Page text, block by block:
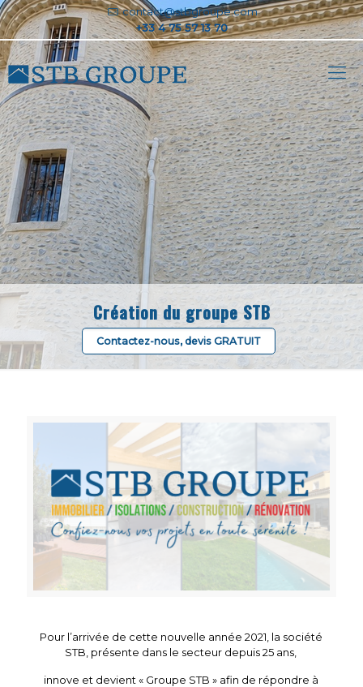
contact@stbgroupe.com
Création du groupe STB
Contactez-nous, devis GRATUIT
Pour l’arrivée de cette nouvelle année 2021, la société
STB, présente dans le secteur depuis 25 ans,
innove et devient « Groupe STB » afin de répondre à